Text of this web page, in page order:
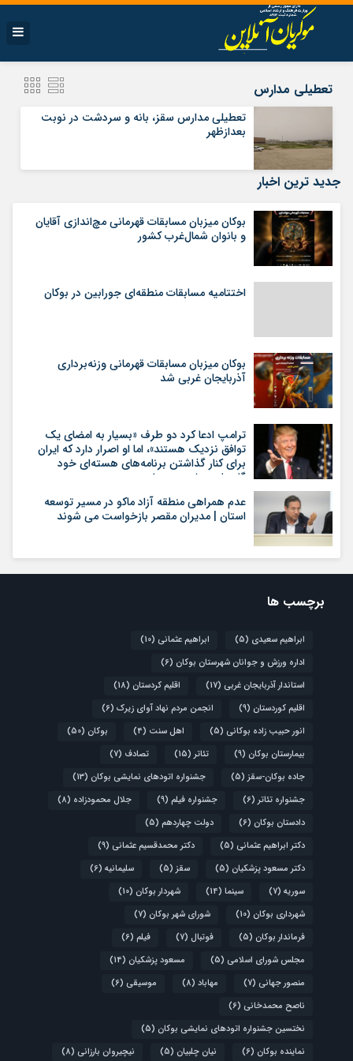
تعطیلی مدارس
تعطیلی مدارس سقز، بانه و سردشت در نوبت
بعدازظهر
جدید ترین اخبار
بوکان میزبان مسابقات قهرمانی مچ‌اندازی آقایان
و بانوان شمال‌غرب کشور
اختتامیه مسابقات منطقه‌ای جورابین در بوکان
بوکان میزبان مسابقات قهرمانی وزنه‌برداری
آذربایجان غربی شد
ترامپ ادعا کرد دو طرف «بسیار به امضای یک
توافق نزدیک هستند»، اما او اصرار دارد که ایران
برای کنار گذاشتن برنامه‌های هسته‌ای خود
گام‌های بیشتری بردارد
عدم همراهی منطقه آزاد ماکو در مسیر توسعه
استان | مدیران مقصر بازخواست می شوند
برچسب ها
ابراهیم سعیدی (5) ابراهیم عثمانی (10)
اداره ورزش و جوانان شهرستان بوکان (6)
استاندار آذربایجان غربی (17) اقلیم کردستان (18)
اقلیم کوردستان (9) انجمن مردم نهاد آوای زیرک (6)
انور حبیب زاده بوکانی (5) اهل سنت (4) بوکان (50)
بیمارستان بوکان (9) تئاتر (15) تصادف (7)
جاده بوکان-سقز (5) جشنواره اتودهای نمایشی بوکان (13)
جشنواره تئاتر (6) جشنواره فیلم (9) جلال محمودزاده (8)
دادستان بوکان (6) دولت چهاردهم (5)
دکتر ابراهیم عثمانی (5) دکتر محمدقسیم عثمانی (9)
دکتر مسعود پزشکیان (5) سقز (5) سلیمانیه (6)
سوریه (7) سینما (14) شهردار بوکان (10)
شهرداری بوکان (10) شورای شهر بوکان (7)
فرماندار بوکان (5) فوتبال (7) فیلم (6)
مجلس شورای اسلامی (5) مسعود پزشکیان (14)
منصور جهانی (7) مهاباد (8) موسیقی (6)
ناصح محمدخانی (6)
نختسین جشنواره اتودهای نمایشی بوکان (5)
نماینده بوکان (6) نیان چلبیان (5) نیچیروان بارزانی (8)